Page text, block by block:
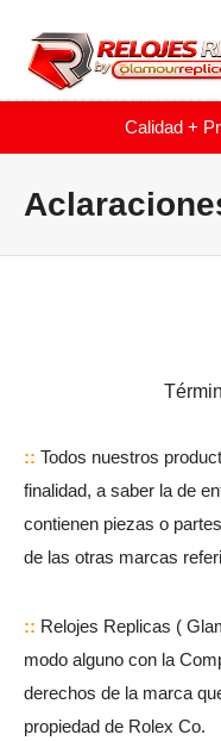
Calidad +
:: Todos nuestros
finalidad, a saber la de
contienen piezas o
de las otras marcas
:: Relojes Replicas (
modo alguno con la
derechos de la marca
propiedad de Rolex Co.